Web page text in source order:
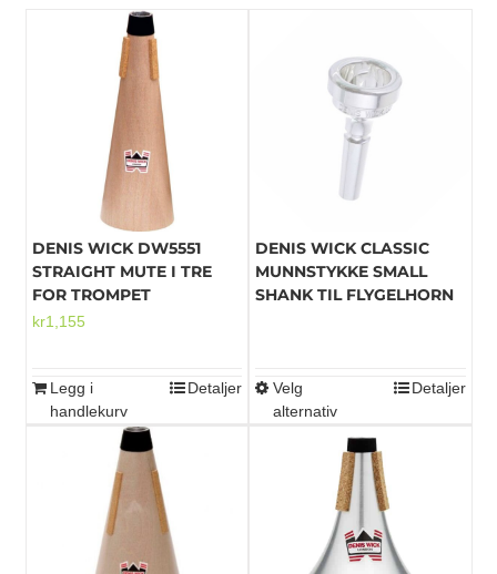
DENIS WICK DW5551
STRAIGHT MUTE I TRE
FOR TROMPET
kr1,155
Legg i
handlekurv
Detaljer
DENIS WICK CLASSIC
MUNNSTYKKE SMALL
SHANK TIL FLYGELHORN
Velg
alternativ
Dette
har
flere
varianter.
Alternativene
kan
Detaljer